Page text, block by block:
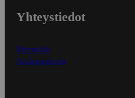
Yhteystiedot
Myymälät
Asiakaspalvelu